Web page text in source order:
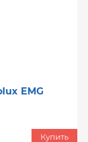
EMG
Купить